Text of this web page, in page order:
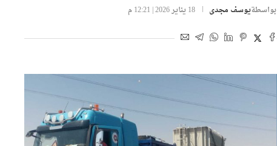
بواسطةيوسف مجدى 18 يناير 2026 | 12:21 م